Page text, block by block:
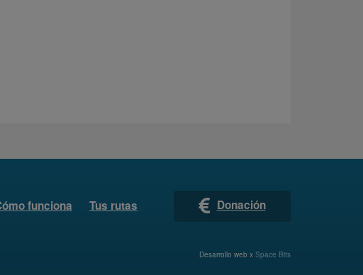
funciona Tus rutas Donación
Desarrollo web x Space Bits